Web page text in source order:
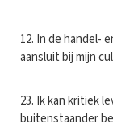
12. In de handel-
aansluit bij mijn
23. Ik kan kritiek
buitenstaander